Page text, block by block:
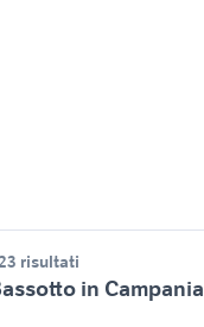
risultati
in Campania